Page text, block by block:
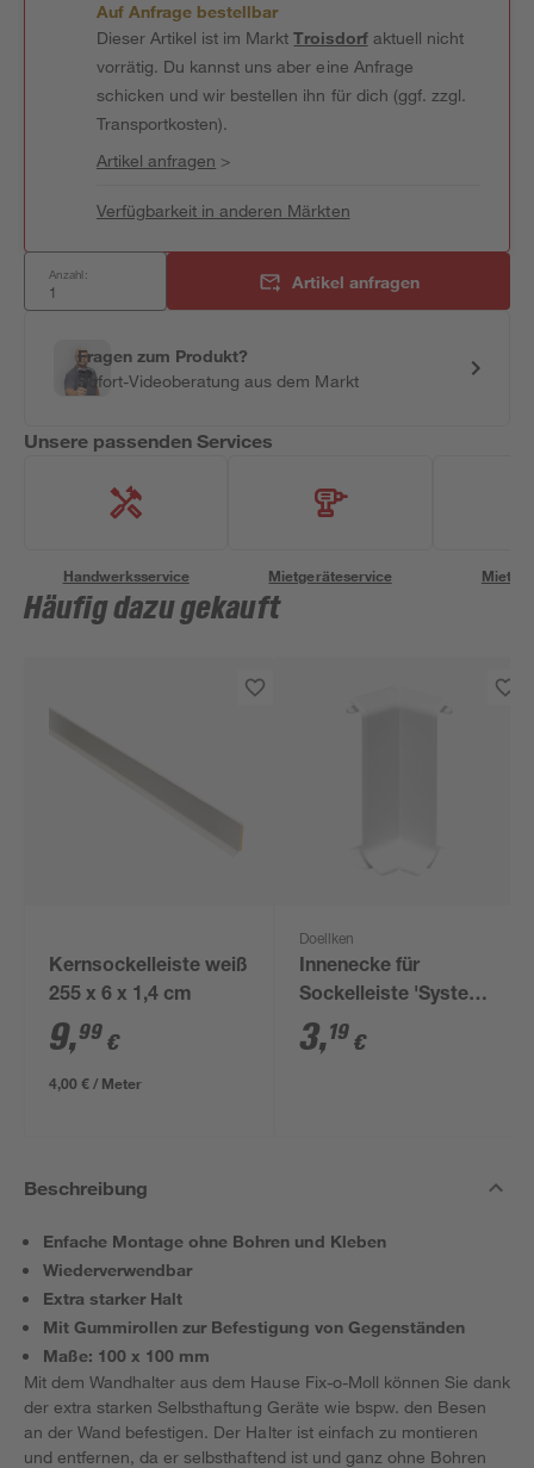
Auf Anfrage bestellbar
Dieser Artikel ist im MarktTroisdorfaktuell nicht
vorrätig. Du kannst uns aber eine Anfrage
schicken und wir bestellen ihn für dich (ggf. zzgl.
Transportkosten).
Artikel anfragen >
Verfügbarkeit in anderen Märkten
Anzahl: Artikel anfragen
Fragen zum Produkt?
Sofort-Videoberatung aus dem Markt
Unsere passenden Services
Handwerksservice Mietgeräteservice
Häufig dazu gekauft
Kernsockelleiste weiß
255 x 6 x 1,4 cm
9,99 €
4,00 € / Meter
Doellken
Innenecke für
Sockelleiste 'System
9' weiß, 1 Stück
3,19 €
Beschreibung
Enfache Montage ohne Bohren und Kleben
Wiederverwendbar
Extra starker Halt
Mit Gummirollen zur Befestigung von Gegenständen
Maße: 100 x 100 mm
Mit dem Wandhalter aus dem Hause Fix-o-Moll können Sie dank
der extra starken Selbsthaftung Geräte wie bspw. den Besen
an der Wand befestigen. Der Halter ist einfach zu montieren
und entfernen, da er selbsthaftend ist und ganz ohne Bohren